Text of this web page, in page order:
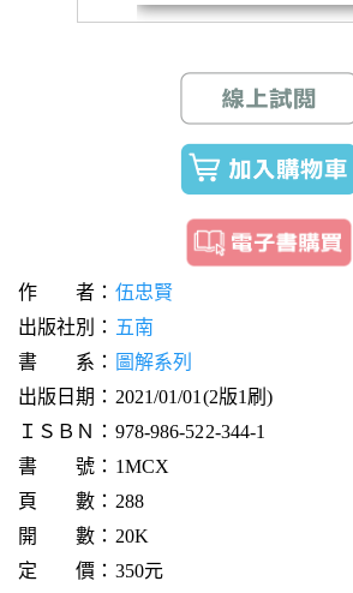
作 者： 伍忠賢
出版社別： 五南
書 系： 圖解系列
出版日期：2021/01/01(2版1刷)
ＩＳＢＮ：978-986-522-344-1
書 號：1MCX
頁 數：288
開 數：20K
定 價：350元